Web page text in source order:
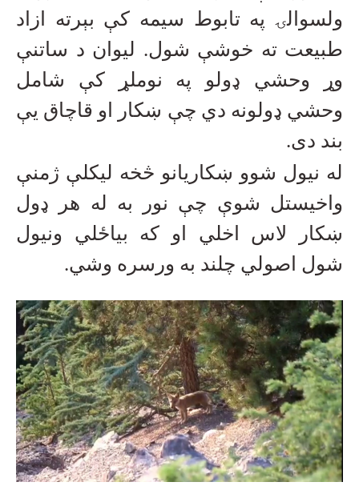
ولسوالۍ په تابوط سیمه کې بېرته ازاد
طبیعت ته خوشې شول. لیوان د ساتنې
وړ وحشي ډولو په نوملړ کې شامل
وحشي ډولونه دي چې ښکار او قاچاق یې
بند دی.
له نیول شوو ښکاریانو څخه لیکلې ژمنې
واخیستل شوې چې نور به له هر ډول
ښکار لاس اخلي او که بیاځلي ونیول
شول اصولي چلند به ورسره وشي.